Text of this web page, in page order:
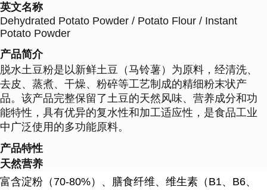
英文名称
Dehydrated Potato Powder / Potato Flour / Instant
Potato Powder
产品简介
脱水土豆粉是以新鲜土豆（马铃薯）为原料，经清洗、
去皮、蒸煮、干燥、粉碎等工艺制成的精细粉末状产
品。该产品完整保留了土豆的天然风味、营养成分和功
能特性，具有优异的复水性和加工适应性，是食品工业
中广泛使用的多功能原料。
产品特性
天然营养
富含淀粉（70-80%）、膳食纤维、维生素（B1、B6、